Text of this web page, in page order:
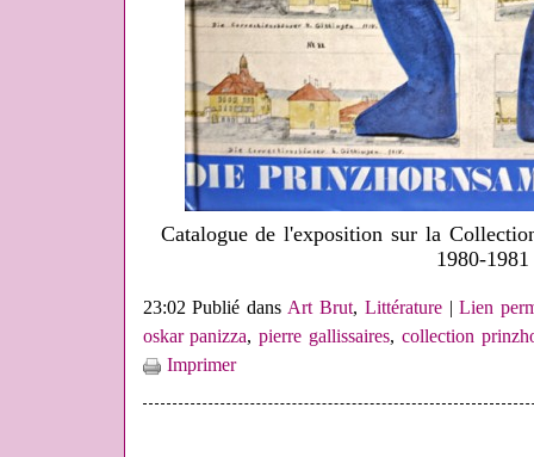
Catalogue de l'exposition sur la
1980-1981
23:02 Publié dansArt Brut, Littérature|Lien
oskar panizza,pierre gallissaires, collection
Imprimer